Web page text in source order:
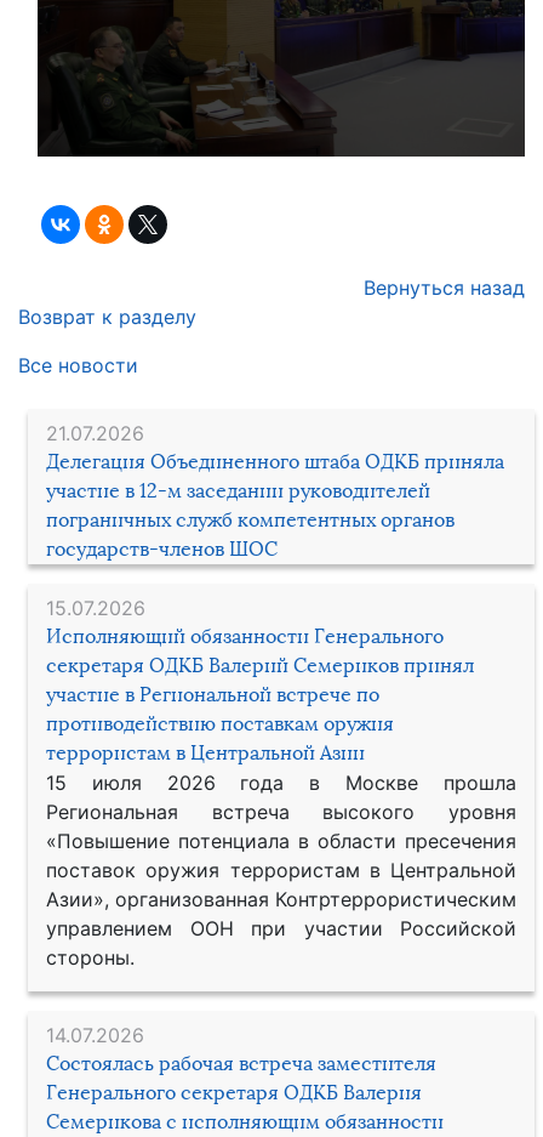
21.07.2026
Делегация Объединенного штаба ОДКБ приняла
участие в 12-м заседании руководителей
пограничных служб компетентных органов
государств-членов ШОС
15.07.2026
Исполняющий обязанности Генерального
секретаря ОДКБ Валерий Семериков принял
участие в Региональной встрече по
противодействию поставкам оружия
террористам в Центральной Азии
15 июля 2026 года в Москве прошла
Региональная встреча высокого уровня
«Повышение потенциала в области пресечения
поставок оружия террористам в Центральной
Азии», организованная Контртеррористическим
управлением ООН при участии Российской
стороны.
14.07.2026
Состоялась рабочая встреча заместителя
Генерального секретаря ОДКБ Валерия
Семерикова с исполняющим обязанности
Вернуться назад
Возврат к разделу
Все новости